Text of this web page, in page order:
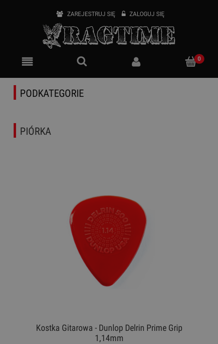
ZAREJESTRUJ SIĘ ZALOGUJ SIĘ
PODKATEGORIE
PIÓRKA
Kostka Gitarowa - Dunlop Delrin Prime Grip
1,14mm